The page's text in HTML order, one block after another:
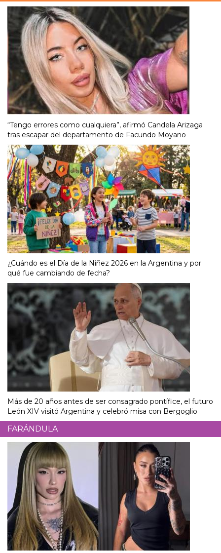
“Tengo errores como cualquiera”, afirmó Candela Arizaga
tras escapar del departamento de Facundo Moyano
¿Cuándo es el Día de la Niñez 2026 en la Argentina y por
qué fue cambiando de fecha?
Más de 20 años antes de ser consagrado pontífice, el futuro
León XIV visitó Argentina y celebró misa con Bergoglio
FARÁNDULA